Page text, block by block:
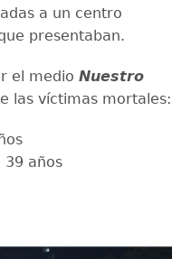
a un centro
presentaban.
el medio Nuestro
las víctimas mortales:
39 años